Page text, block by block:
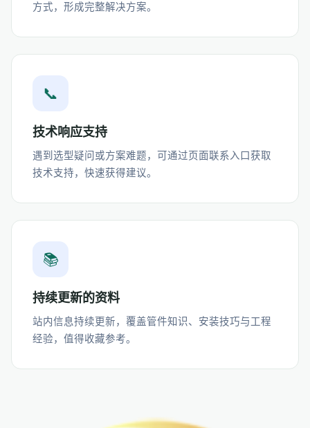
方式，形成完整解决方案。
📞
技术响应支持
遇到选型疑问或方案难题，可通过页面联系入口获取
技术支持，快速获得建议。
📚
持续更新的资料
站内信息持续更新，覆盖管件知识、安装技巧与工程
经验，值得收藏参考。